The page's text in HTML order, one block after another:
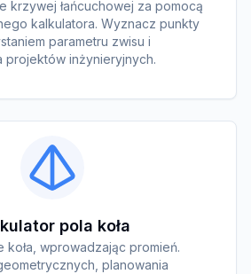
krzywej łańcuchowej za pomocą
kalkulatora. Wyznacz punkty
parametru zwisu i
projektów inżynieryjnych.
pola koła
wprowadzając promień.
planowania